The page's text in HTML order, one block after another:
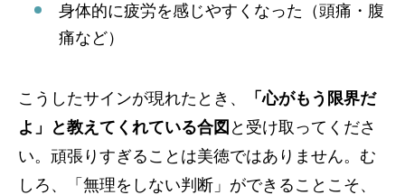
身体的に疲労を感じやすくなった（頭痛・腹
痛など）
こうしたサインが現れたとき、
「心がもう限界だ
よ」と教えてくれている合図 と受け取ってくださ
い。頑張りすぎることは美徳ではありません。む
しろ、「無理をしない判断」ができることこそ、